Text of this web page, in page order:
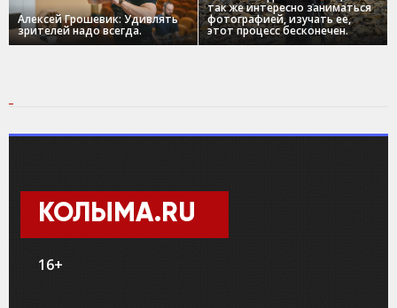
Алексей Грошевик: Удивлять
зрителей надо всегда.
так же интересно заниматься
фотографией, изучать ее,
этот процесс бесконечен.
КОЛЫМА.RU
16+